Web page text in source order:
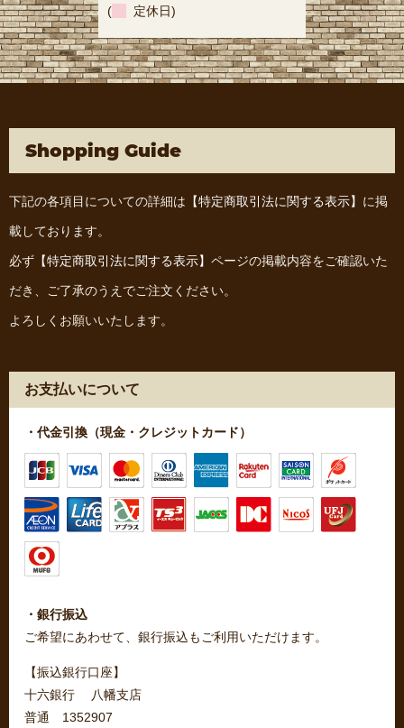
( 定休日)
Shopping Guide
下記の各項目についての詳細は 【特定商取引法に関する表示】 に掲
載しております。
必ず 【特定商取引法に関する表示】 ページの掲載内容をご確認いた
だき、ご了承のうえでご注文ください。
よろしくお願いいたします。
お支払いについて
・代金引換（現金・クレジットカード）
・銀行振込
ご希望にあわせて、銀行振込もご利用いただけます。
【振込銀行口座】
十六銀行 八幡支店
普通 1352907